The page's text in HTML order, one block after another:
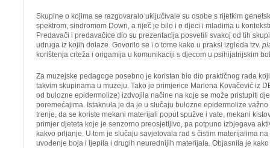
Skupine o kojima se razgovaralo uključivale su osobe s rijetkim
spektrom, sindromom Down, a riječ je bilo i o djeci i mladima u
Predavači i predavačice dio su prezentacija posvetili svakoj od tih
udruga iz kojih dolaze. Govorilo se i o tome kako u praksi izgleda tzv.
korištenja crteža i origamija u komunikaciji s djecom u psihijatrijskim
Za muzejske pedagoge posebno je koristan bio dio praktičnog rada
takvim skupinama u muzeju. Tako je primjerice Marlena Kovačević iz
od bulozne epidermolize) izdvojila načine na koje se može pristupiti
poremećajima. Istaknula je da je u slučaju bulozne epidermolize
trenje, da se koriste mekani materijali poput spužve i vate, mekani
primjer djeteta koje je senzorno preosjetljivo, pa potpuno izbjegava
kakvo prljanje. U tom je slučaju savjetovala rad s čistim materijalima
uvođenje boja i ljepila i drugih neurednijih materijala. Objasnila je